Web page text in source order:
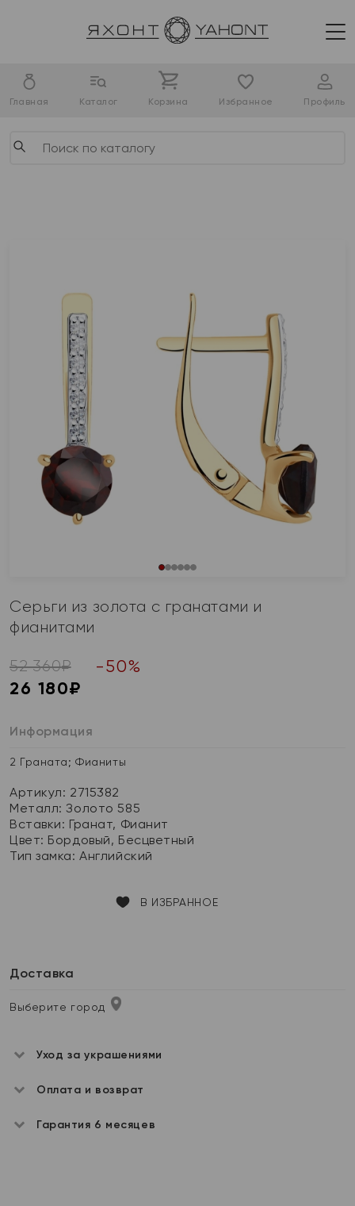
Главная Каталог Корзина Избранное Профиль
Серьги из золота с гранатами и
фианитами
52 360₽ -50%
26 180₽
Информация
2 Граната; Фианиты
Артикул: 2715382
Металл:Золото 585
Вставки: Гранат, Фианит
Цвет: Бордовый, Бесцветный
Тип замка:Английский
В ИЗБРАННОЕ
Доставка
Выберите город
Уход за украшениями
Оплата и возврат
Гарантия 6 месяцев